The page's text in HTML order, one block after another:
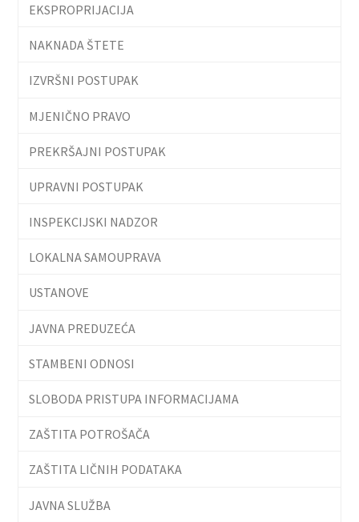
EKSPROPRIJACIJA
NAKNADA ŠTETE
IZVRŠNI POSTUPAK
MJENIČNO PRAVO
PREKRŠAJNI POSTUPAK
UPRAVNI POSTUPAK
INSPEKCIJSKI NADZOR
LOKALNA SAMOUPRAVA
USTANOVE
JAVNA PREDUZEĆA
STAMBENI ODNOSI
SLOBODA PRISTUPA INFORMACIJAMA
ZAŠTITA POTROŠAČA
ZAŠTITA LIČNIH PODATAKA
JAVNA SLUŽBA